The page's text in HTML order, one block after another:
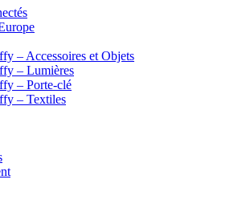
– Accessoires et Objets
– Lumières
– Porte-clé
– Textiles